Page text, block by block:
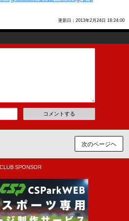
更新日：2013年2月24日 18:24:00
コメントする
次のページヘ
CLUB SPONSOR